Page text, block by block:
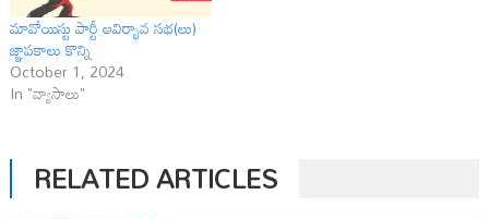
మావోయిస్టు పార్టీ ఆవిర్భావ సభ(లు)
జ్ఞాపకాలు కొన్ని
October 1, 2024
In "వ్యాసాలు"
RELATED ARTICLES